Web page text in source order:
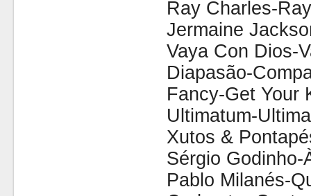
Ray Charles-
Jermaine
Vaya Con Dios-
Diapasão-
Fancy-Get Your
Ultimatum-
Xutos &
Sérgio Godinho-
Pablo Milanés-